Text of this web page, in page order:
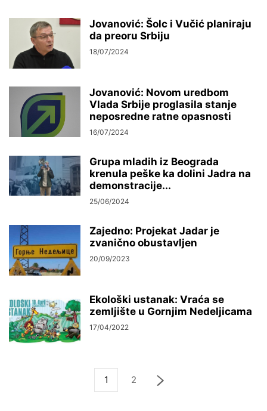
Jovanović: Šolc i Vučić planiraju
da preoru Srbiju
18/07/2024
Jovanović: Novom uredbom
Vlada Srbije proglasila stanje
neposredne ratne opasnosti
16/07/2024
Grupa mladih iz Beograda
krenula peške ka dolini Jadra na
demonstracije...
25/06/2024
Zajedno: Projekat Jadar je
zvanično obustavljen
20/09/2023
Ekološki ustanak: Vraća se
zemljište u Gornjim Nedeljicama
17/04/2022
1 2